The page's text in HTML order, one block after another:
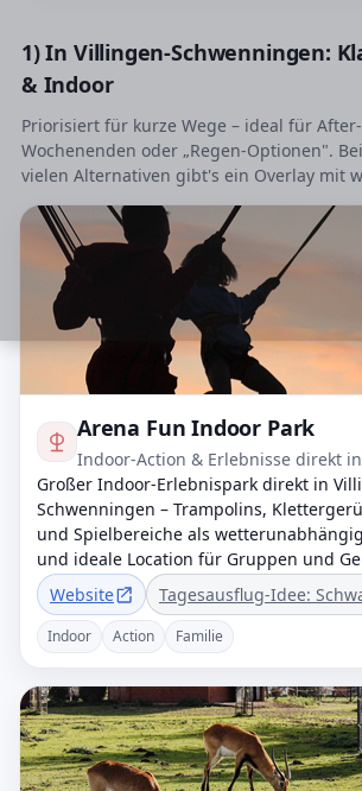
1) In Villingen-Schwenningen:
& Indoor
Priorisiert für kurze Wege – ideal für
Wochenenden oder „Regen-Optionen".
vielen Alternativen gibt's ein Overlay mit
Arena Fun Indoor Park
Indoor-Action & Erlebnisse direkt in
Großer Indoor-Erlebnispark direkt in
Schwenningen – Trampolins,
und Spielbereiche als
und ideale Location für Gruppen und
Website
Tagesausflug-Idee:
Indoor Action Familie